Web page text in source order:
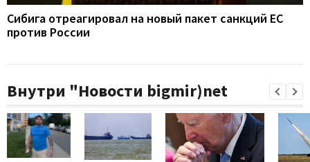
Сибига отреагировал на новый пакет санкций ЕС
против России
Внутри "Новости bigmir)net